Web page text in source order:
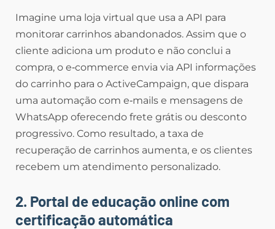
Imagine uma loja virtual que usa a API para
monitorar carrinhos abandonados. Assim que o
cliente adiciona um produto e não conclui a
compra, o e‑commerce envia via API informações
do carrinho para o ActiveCampaign, que dispara
uma automação com e‑mails e mensagens de
WhatsApp oferecendo frete grátis ou desconto
progressivo. Como resultado, a taxa de
recuperação de carrinhos aumenta, e os clientes
recebem um atendimento personalizado.
2. Portal de educação online com
certificação automática